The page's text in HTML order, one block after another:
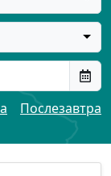
Послезавтра